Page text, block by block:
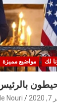
لك مواضيع مميزة
Nouri